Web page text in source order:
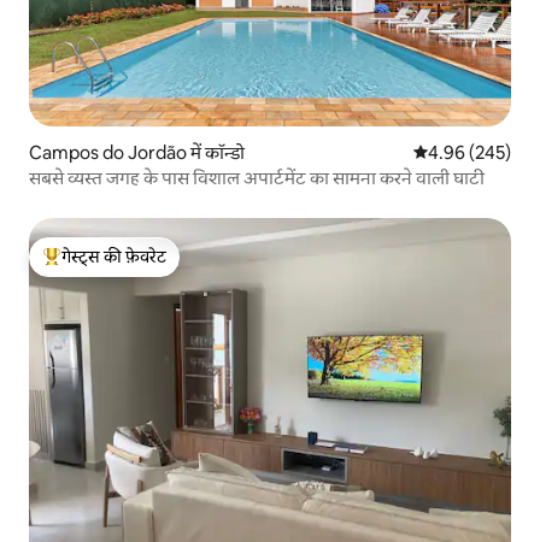
Campos do Jordão में कॉन्डो औसत रेटिंग 5 में से
4.96 (245)
सबसे व्यस्त जगह के पास विशाल अपार्टमेंट का सामना करने वाली घाटी
गेस्ट्स का टॉप फ़ेवरेट
गेस्ट्स की फ़ेवरेट